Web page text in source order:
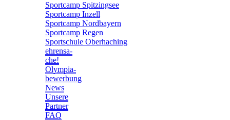
Sport­camp Spitzingsee
Sport­camp Inzell
Sport­camp Nordbayern
Sport­camp Regen
Sport­schule Oberhaching
ehren­sa­
che!
Olym­pia­
be­wer­bung
News
Unsere
Part­ner
FAQ